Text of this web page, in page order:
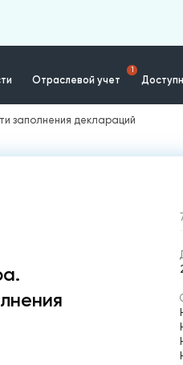
Отраслевой учет
1
заполнения деклараций